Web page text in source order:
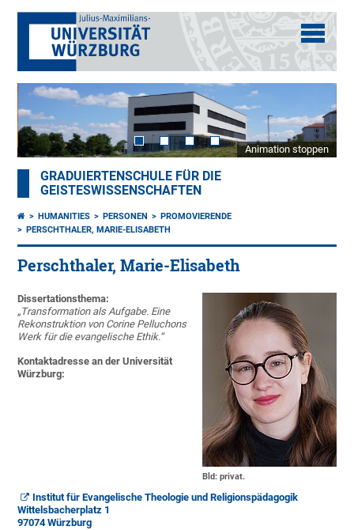
Animation stoppen
GRADUIERTENSCHULE FÜR DIE
GEISTESWISSENSCHAFTEN
HUMANITIES PERSONEN
PROMOVIERENDE
PERSCHTHALER, MARIE-ELISABETH
Perschthaler, Marie-Elisabeth
Bld: privat.
Dissertationsthema:
„Transformation als Aufgabe. Eine
Rekonstruktion von Corine Pelluchons
Werk für die evangelische Ethik.“
Kontaktadresse an der Universität
Würzburg:
Institut für Evangelische Theologie und Religionspädagogik
Wittelsbacherplatz 1
97074 Würzburg